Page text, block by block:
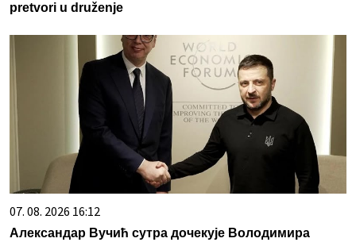
pretvori u druženje
07. 08. 2026 16:12
Александар Вучић сутра дочекује Володимира